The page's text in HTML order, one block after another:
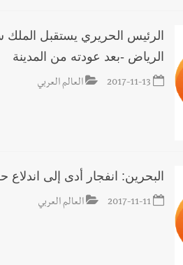
الرئيس الحريري يستقبل
الرياض -بعد عودته من المدينة
2017-11-13 العالم العربي
البحرين: انفجار أدى إلى اندلاع
2017-11-11 العالم العربي